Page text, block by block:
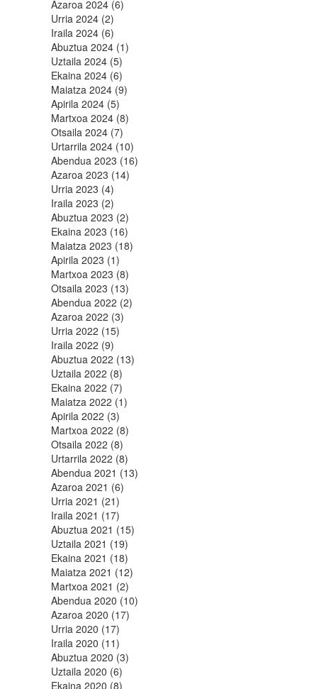
Azaroa 2024 (6)
Urria 2024 (2)
Iraila 2024 (6)
Abuztua 2024 (1)
Uztaila 2024 (5)
Ekaina 2024 (6)
Maiatza 2024 (9)
Apirila 2024 (5)
Martxoa 2024 (8)
Otsaila 2024 (7)
Urtarrila 2024 (10)
Abendua 2023 (16)
Azaroa 2023 (14)
Urria 2023 (4)
Iraila 2023 (2)
Abuztua 2023 (2)
Ekaina 2023 (16)
Maiatza 2023 (18)
Apirila 2023 (1)
Martxoa 2023 (8)
Otsaila 2023 (13)
Abendua 2022 (2)
Azaroa 2022 (3)
Urria 2022 (15)
Iraila 2022 (9)
Abuztua 2022 (13)
Uztaila 2022 (8)
Ekaina 2022 (7)
Maiatza 2022 (1)
Apirila 2022 (3)
Martxoa 2022 (8)
Otsaila 2022 (8)
Urtarrila 2022 (8)
Abendua 2021 (13)
Azaroa 2021 (6)
Urria 2021 (21)
Iraila 2021 (17)
Abuztua 2021 (15)
Uztaila 2021 (19)
Ekaina 2021 (18)
Maiatza 2021 (12)
Martxoa 2021 (2)
Abendua 2020 (10)
Azaroa 2020 (17)
Urria 2020 (17)
Iraila 2020 (11)
Abuztua 2020 (3)
Uztaila 2020 (6)
Ekaina 2020 (8)